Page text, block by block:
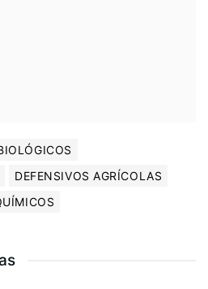
DEFENSIVOS AGRÍCOLAS